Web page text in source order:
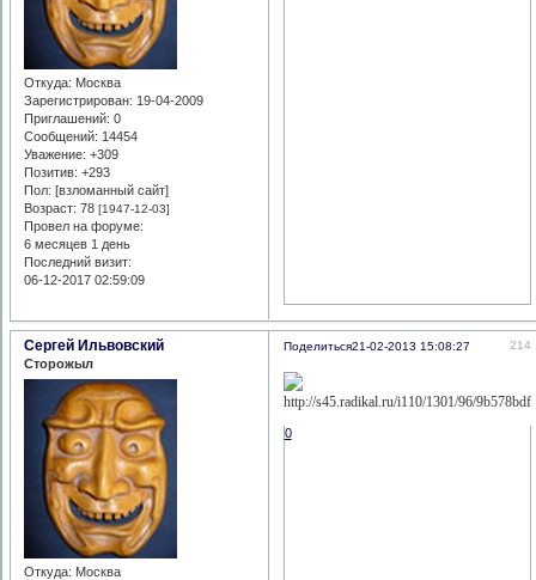
Откуда: Москва
Зарегистрирован: 19-04-2009
Приглашений: 0
Сообщений: 14454
Уважение: +309
Позитив: +293
Пол: [взломанный сайт]
Возраст: 78[1947-12-03]
Провел на форуме:
6 месяцев 1 день
Последний визит:
06-12-2017 02:59:09
Поделиться 214
21-02-2013 15:08:27
Сергей Ильвовский
Сторожыл
Откуда: Москва
0